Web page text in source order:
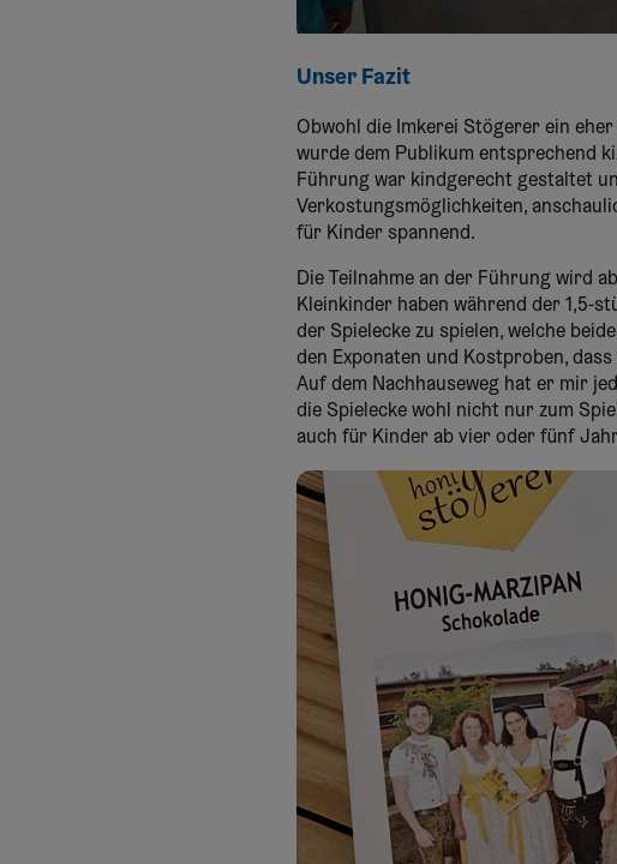
Unser Fazit
Obwohl die Imkerei Stögerer ein
wurde dem Publikum entsprechend
Führung war kindgerecht gestaltet
Verkostungsmöglichkeiten,
für Kinder spannend.
Die Teilnahme an der Führung wird
Kleinkinder haben während der 1,5-
der Spielecke zu spielen, welche
den Exponaten und Kostproben,
Auf dem Nachhauseweg hat er mir
die Spielecke wohl nicht nur zum
auch für Kinder ab vier oder fünf